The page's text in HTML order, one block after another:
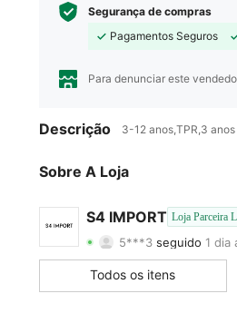
Segurança de compras
Pagamentos Seguros
Para denunciar este
Descrição 3-12 anos,TPR,3
Sobre A Loja
S4 IMPORT Loja Parceira
4,95 37
4,95
4,95 37
5***3 seguido 1 dia
4,95 Classificação 37
4,95 37
Todos os itens